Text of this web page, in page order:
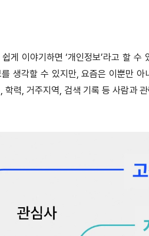
게 이야기하면 ‘개인정보’라고 할
생각할 수 있지만, 요즘은 이뿐만
학력, 거주지역, 검색 기록 등 사람과